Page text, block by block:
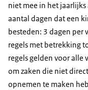
niet mee in het
aantal dagen dat een
besteden: 3 dagen per
regels met betrekking
regels gelden voor alle
om zaken die niet
opnemen te maken